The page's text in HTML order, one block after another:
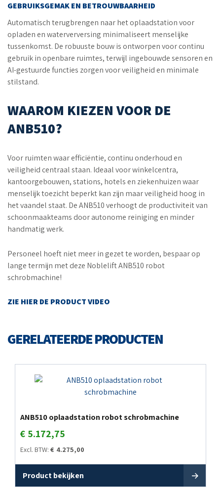
GEBRUIKSGEMAK EN BETROUWBAARHEID
Automatisch terugbrengen naar het oplaadstation voor
opladen en waterverversing minimaliseert menselijke
tussenkomst. De robuuste bouw is ontworpen voor continu
gebruik in openbare ruimtes, terwijl ingebouwde sensoren en
AI-gestuurde functies zorgen voor veiligheid en minimale
stilstand.
WAAROM KIEZEN VOOR DE
ANB510?
Voor ruimten waar efficiëntie, continu onderhoud en
veiligheid centraal staan. Ideaal voor winkelcentra,
kantoorgebouwen, stations, hotels en ziekenhuizen waar
menselijk toezicht beperkt kan zijn maar veiligheid hoog in
het vaandel staat. De ANB510 verhoogt de productiviteit van
schoonmaakteams door autonome reiniging en minder
handmatig werk.
Personeel hoeft niet meer in gezet te worden, bespaar op
lange termijn met deze Noblelift ANB510 robot
schrobmachine!
ZIE HIER DE PRODUCT VIDEO
GERELATEERDE PRODUCTEN
ANB510 oplaadstation robot schrobmachine
€ 5.172,75
Excl. BTW: € 4.275,00
Product bekijken